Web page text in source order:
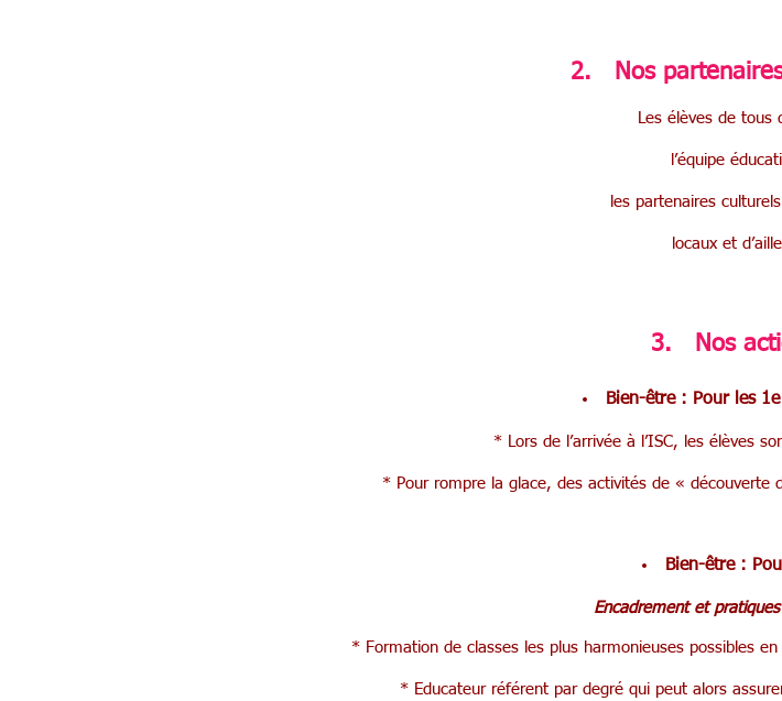
2. Nos
Les élèves de tous
l’équipe
les partenaires
locaux et
3. Nos
Bien-être : Pour les
* Lors de l’arrivée à l’ISC, les élèves
* Pour rompre la glace, des activités de « découverte
Bien-être :
Encadrement et
* Formation de classes les plus harmonieuses possibles
* Educateur référent par degré qui peut alors